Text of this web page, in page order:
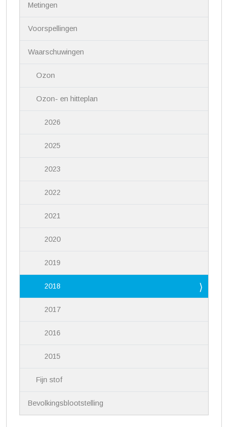
Metingen
Voorspellingen
Waarschuwingen
Ozon
Ozon- en hitteplan
2026
2025
2023
2022
2021
2020
2019
2018
2017
2016
2015
Fijn stof
Bevolkingsblootstelling